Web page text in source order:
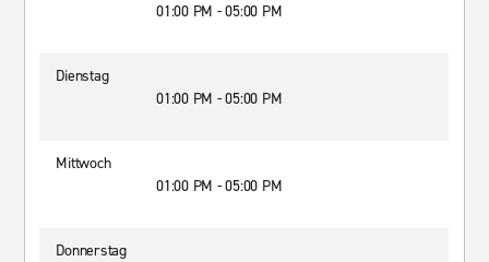
01:00 PM - 05:00 PM
Dienstag
01:00 PM - 05:00 PM
Mittwoch
01:00 PM - 05:00 PM
Donnerstag